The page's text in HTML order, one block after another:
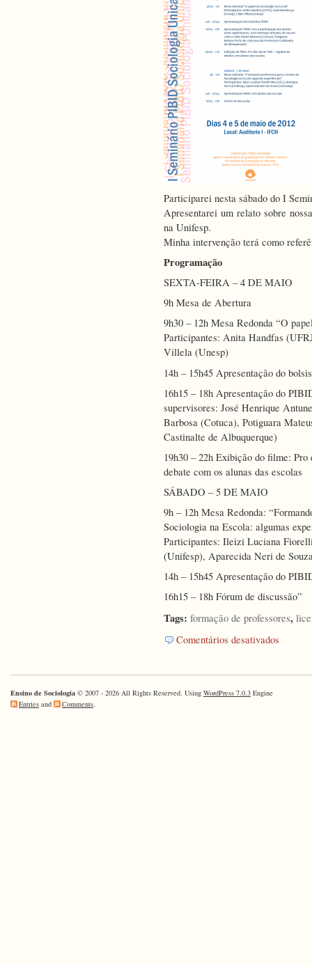
Participarei nesta sábado do I
Apresentarei um relato sobre
na Unifesp.
Minha intervenção terá como
Programação
SEXTA-FEIRA – 4 DE MAIO
9h Mesa de Abertura
9h30 – 12h Mesa Redonda “O
Participantes: Anita Handfas
Villela (Unesp)
14h – 15h45 Apresentação do
16h15 – 18h Apresentação do
supervisores: José Henrique
Barbosa (Cotuca), Potiguara
Castinalte de Albuquerque)
19h30 – 22h Exibição do filme:
debate com os alunas das escolas
SÁBADO – 5 DE MAIO
9h – 12h Mesa Redonda:
Sociologia na Escola: algumas
Participantes: Ileizi Luciana
(Unifesp), Aparecida Neri de
14h – 15h45 Apresentação do
16h15 – 18h Fórum de discussão”
Tags: formação de professores,
Comentários desativados
–
Ensino de Sociologia © 2007 - 2026 All Rights Reserved. Using WordPress 7.0.3 Engine
Entries and Comments.